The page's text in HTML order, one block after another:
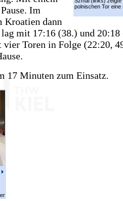
polnischen Tor eine
Im
Kroatien dann
mit 17:16 (38.) und
Toren in Folge (22:20,
17 Minuten zum Einsatz.